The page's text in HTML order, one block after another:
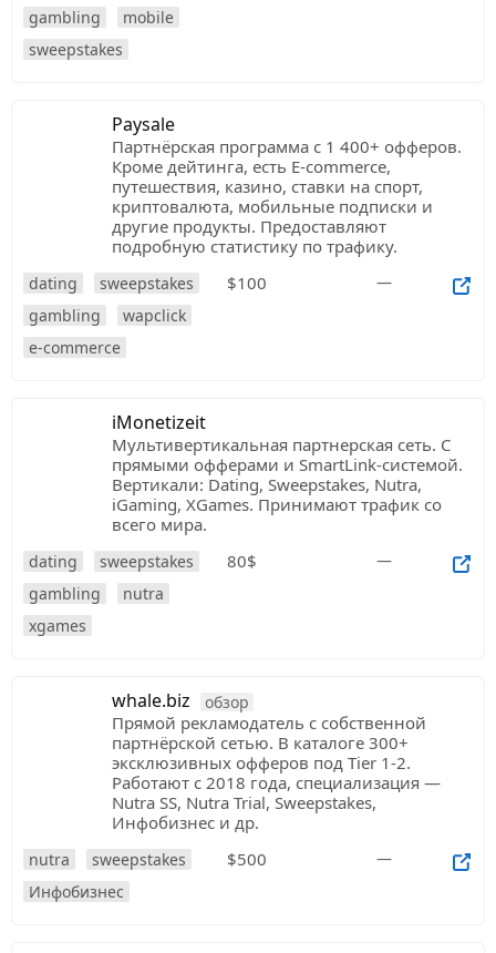
gambling
mobile
sweepstakes
Paysale
Партнёрская программа с 1 400+ офферов.
Кроме дейтинга, есть E-commerce,
путешествия, казино, ставки на спорт,
криптовалюта, мобильные подписки и
другие продукты. Предоставляют
подробную статистику по трафику.
dating
sweepstakes
gambling
wapclick
e-commerce
$100 —
iMonetizeit
Мультивертикальная партнерская сеть. C
прямыми офферами и SmartLink-системой.
Вертикали: Dating, Sweepstakes, Nutra,
iGaming, XGames. Принимают трафик со
всего мира.
dating
sweepstakes
gambling
nutra
xgames
80$ —
whale.biz обзор
Прямой рекламодатель с собственной
партнёрской сетью. В каталоге 300+
эксклюзивных офферов под Tier 1-2.
Работают с 2018 года, специализация —
Nutra SS, Nutra Trial, Sweepstakes,
Инфобизнес и др.
nutra
sweepstakes
Инфобизнес
$500 —